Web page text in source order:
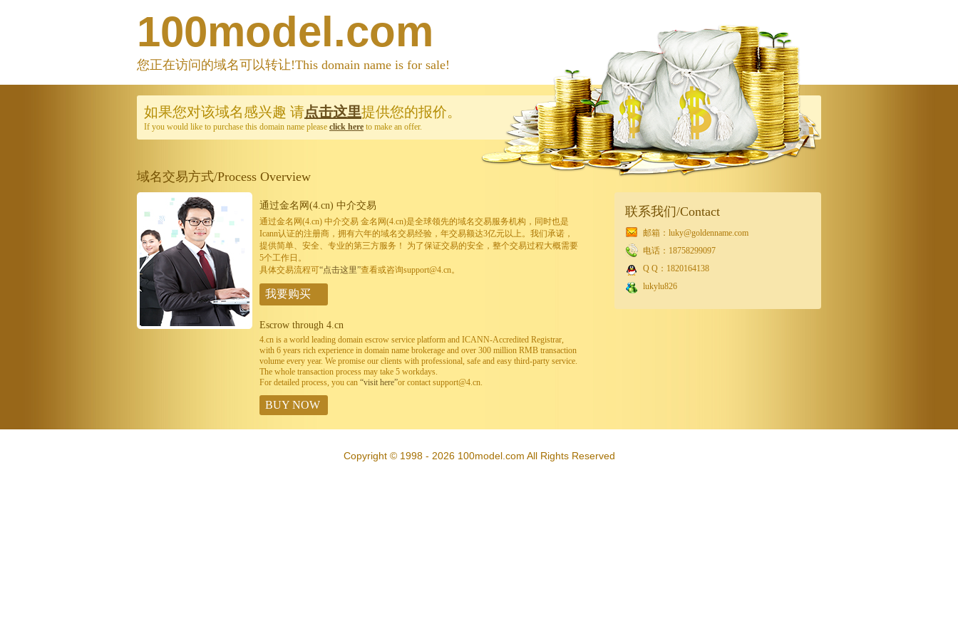
100model.com
您正在访问的域名可以转让!This domain name is for sale!
如果您对该域名感兴趣 请点击这里提供您的报价。
If you would like to purchase this domain name please click here to make an offer.
域名交易方式/Process Overview
通过金名网(4.cn) 中介交易
通过金名网(4.cn) 中介交易 金名网(4.cn)是全球领先的域名交易服务机构，同时也是
Icann认证的注册商，拥有六年的域名交易经验，年交易额达3亿元以上。我们承诺，
提供简单、安全、专业的第三方服务！ 为了保证交易的安全，整个交易过程大概需要
5个工作日。
具体交易流程可“点击这里”查看或咨询support@4.cn。
我要购买
Escrow through 4.cn
4.cn is a world leading domain escrow service platform and ICANN-Accredited Registrar,
with 6 years rich experience in domain name brokerage and over 300 million RMB transaction
volume every year. We promise our clients with professional, safe and easy third-party service.
The whole transaction process may take 5 workdays.
For detailed process, you can “visit here”or contact support@4.cn.
BUY NOW
联系我们/Contact
邮箱：luky@goldenname.com
电话：18758299097
Q Q：1820164138
lukylu826
Copyright © 1998 - 2026 100model.com All Rights Reserved